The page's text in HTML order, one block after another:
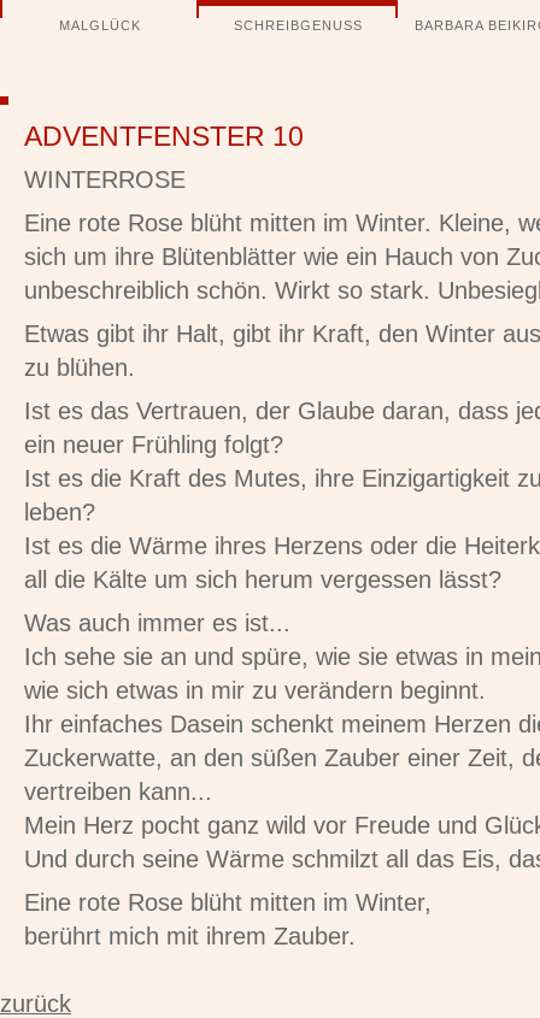
überspringenMALGLÜCK SCHREIBGENUSS BARBARA
ADVENTFENSTER 10
WINTERROSE
Eine rote Rose blüht mitten im Winter. Kleine,
sich um ihre Blütenblätter wie ein Hauch von
unbeschreiblich schön. Wirkt so stark.
Etwas gibt ihr Halt, gibt ihr Kraft, den Winter
zu blühen.
Ist es das Vertrauen, der Glaube daran, dass
ein neuer Frühling folgt?
Ist es die Kraft des Mutes, ihre Einzigartigkeit
leben?
Ist es die Wärme ihres Herzens oder die
all die Kälte um sich herum vergessen lässt?
Was auch immer es ist...
Ich sehe sie an und spüre, wie sie etwas in
wie sich etwas in mir zu verändern beginnt.
Ihr einfaches Dasein schenkt meinem Herzen
Zuckerwatte, an den süßen Zauber einer Zeit,
vertreiben kann...
Mein Herz pocht ganz wild vor Freude und
Und durch seine Wärme schmilzt all das Eis,
Eine rote Rose blüht mitten im Winter,
berührt mich mit ihrem Zauber.
zurück